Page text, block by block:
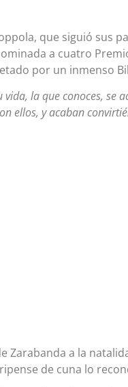
que siguió sus
a cuatro
por un inmenso
la que conoces, se
ellos, y acaban
a la
de cuna lo